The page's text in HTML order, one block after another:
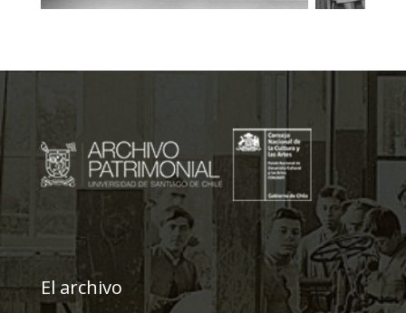
El archivo